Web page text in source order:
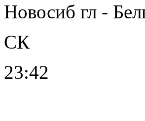
Новосиб гл -
СК
23:42